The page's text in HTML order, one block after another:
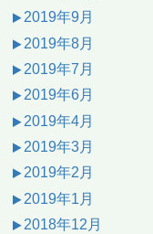
2019年9月
2019年8月
2019年7月
2019年6月
2019年4月
2019年3月
2019年2月
2019年1月
2018年12月